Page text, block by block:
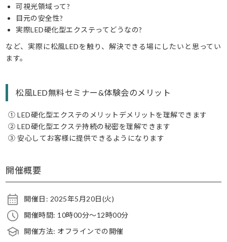
可視光領域って?
目元の安全性?
実際LED硬化型エクステってどうなの?
など、実際に松風LEDを触り、解決できる場にしたいと思ってい
ます。
松風LED無料セミナー&体験会のメリット
① LED硬化型エクステのメリットデメリットを理解できます
② LED硬化型エクステ持続の秘密を理解できます
③ 安心してお客様に提供できるようになります
開催概要
開催日: 2025年5月20日(火)
開催時間: 10時00分〜12時00分
開催方法: オフラインでの開催